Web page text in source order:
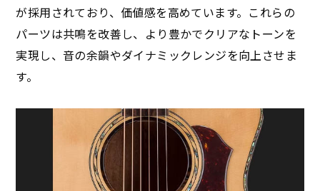
が採用されており、価値感を高めています。これらの
パーツは共鳴を改善し、より豊かでクリアなトーンを
実現し、音の余韻やダイナミックレンジを向上させま
す。